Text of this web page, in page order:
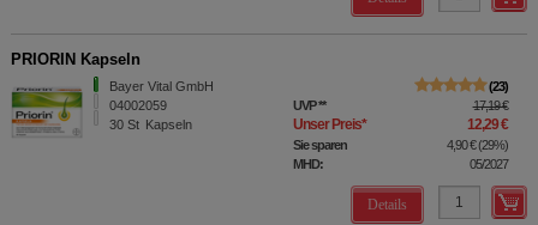
PRIORIN Kapseln
Bayer Vital GmbH
04002059
30 St Kapseln
23
UVP** 17,19 €
Unser Preis* 12,29 €
Sie sparen 4,90 €(29%)
MHD:
05/2027
Details